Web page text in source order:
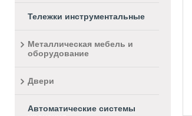
Тележки инструментальные
Металлическая мебель и
оборудование
Двери
Автоматические системы